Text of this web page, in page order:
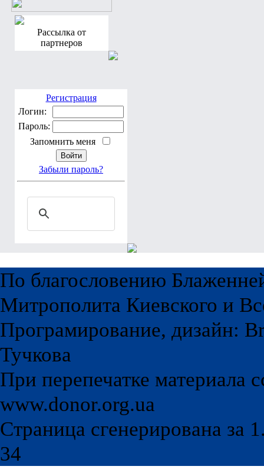
склопластику
Регистрация
Забыли пароль?
По благословению
Митрополита Киевского и
Програмирование, дизайн:
Тучкова
При перепечатке материала
www.donor.org.ua